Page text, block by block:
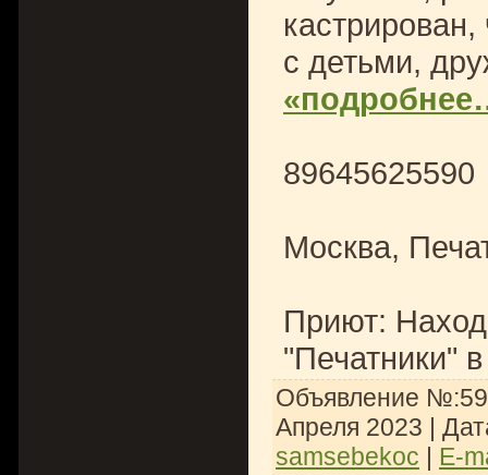
с детьми,
89645625590
Москва,
Приют:
"Печатники"
Объявление
Апреля 2023 |
samsebekoc | E-